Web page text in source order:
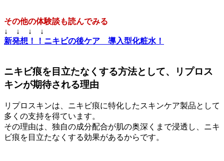
その他の体験談も読んでみる
↓ ↓ ↓ ↓
新発想！！ニキビの後ケア 導入型化粧水！
ニキビ痕を目立たなくする方法として、リプロス
キンが期待される理由
リプロスキンは、ニキビ痕に特化したスキンケア製品として
多くの支持を得ています。
その理由は、独自の成分配合が肌の奥深くまで浸透し、ニキ
ビ痕を目立たなくする効果があるからです。